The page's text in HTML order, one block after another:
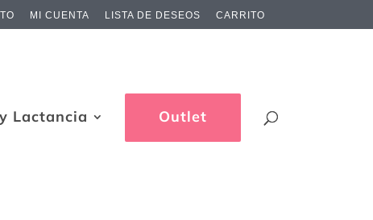
MI CUENTA LISTA DE DESEOS CARRITO
Lactancia Outlet